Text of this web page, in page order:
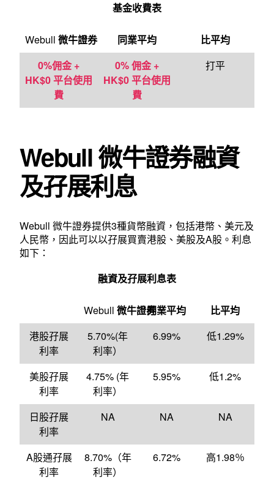
基金收費表
Webull 微牛證券 同業平均
比平均
0%佣金 +
HK$0 平台使用
費
0% 佣金 +
HK$0 平台使用
費
打平
Webull 微牛證券融資
及孖展利息
Webull 微牛證券提供3種貨幣融資，包括港幣、美元及
人民幣，因此可以以孖展買賣港股、美股及A股。利息
如下：
融資及孖展利息表
Webull 微牛證券同業平均
比平均
港股孖展
利率
5.70%(年
利率）
6.99% 低1.29%
美股孖展
利率
4.75% (年
利率）
5.95% 低1.2%
日股孖展
利率
NA NA NA
A股通孖展
利率
8.70%（年
利率）
6.72% 高1.98％